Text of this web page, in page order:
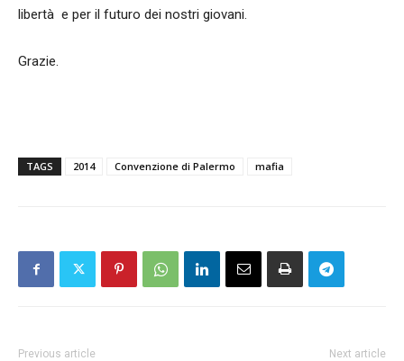
libertà e per il futuro dei nostri giovani.
Grazie.
TAGS 2014 Convenzione di Palermo mafia
Previous article Next article